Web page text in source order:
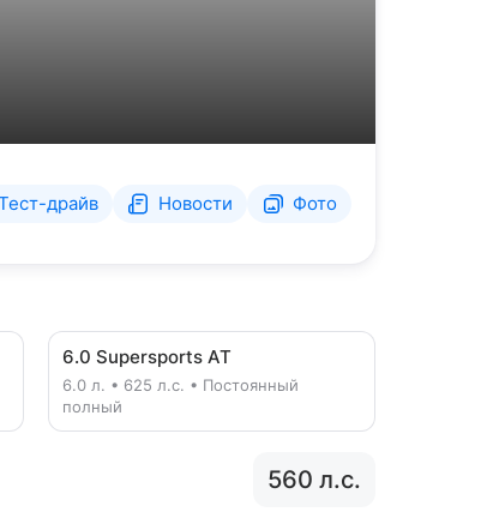
драйв Новости Фото
6.0 Supersports AT
6.0 л. • 625 л.с. • Постоянный
полный
560 л.с.